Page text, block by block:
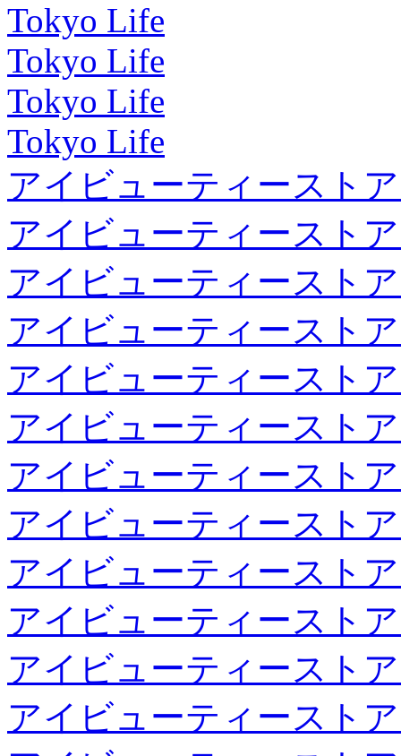
Tokyo Life
Tokyo Life
Tokyo Life
Tokyo Life
アイビューティースト
アイビューティースト
アイビューティースト
アイビューティースト
アイビューティースト
アイビューティースト
アイビューティースト
アイビューティースト
アイビューティースト
アイビューティースト
アイビューティースト
アイビューティースト